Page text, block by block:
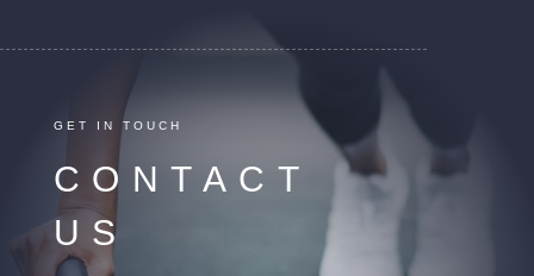
GET IN TOUCH
CONTACT
US